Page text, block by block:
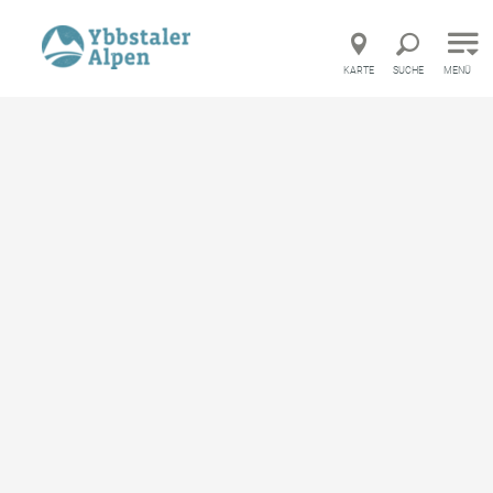
Direkt zur Volltextsuche
Direkt zum Inhalt
KARTE SUCHE MENÜ